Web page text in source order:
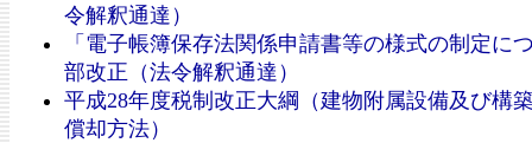
令解釈通達）
「電子帳簿保存法関係申請書等の様式の制定に
部改正（法令解釈通達）
平成28年度税制改正大綱（建物附属設備及び構
償却方法）